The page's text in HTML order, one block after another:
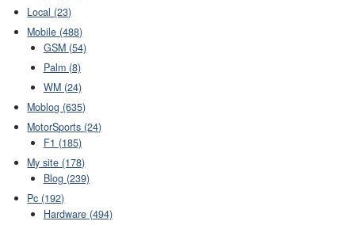
Local (23)
Mobile (488)
GSM (54)
Palm (8)
WM (24)
Moblog (635)
MotorSports (24)
F1 (185)
My site (178)
Blog (239)
Pc (192)
Hardware (494)